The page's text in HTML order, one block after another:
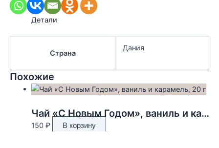
Детали
Страна
Дания
Похожие
Чай «С Новым Годом», ваниль и карамель, 20 г
150 ₽ В корзину